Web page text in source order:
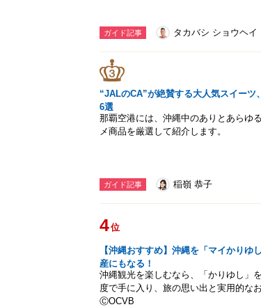
ガイド記事 タカバシ ショウヘイ
“JALのCA”が絶賛する大人気スイー
6選
那覇空港には、沖縄中のありとあらゆ
メ商品を厳選して紹介します。
ガイド記事 稲嶺 恭子
4位
【沖縄おすすめ】沖縄を「マイかり
産にもなる！
沖縄観光を楽しむなら、「かりゆし」
度で手に入り、旅の思い出と実用的な
ⒸOCVB